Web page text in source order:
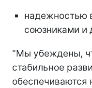
надежностью
союзниками и
"Мы убеждены,
стабильное
обеспечиваются